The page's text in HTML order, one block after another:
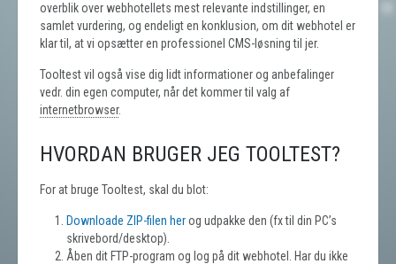
overblik over webhotellets mest relevante indstillinger, en
samlet vurdering, og endeligt en konklusion, om dit webhotel er
klar til, at vi opsætter en professionel CMS-løsning til jer.
Tooltest vil også vise dig lidt informationer og anbefalinger
vedr. din egen computer, når det kommer til valg af
internetbrowser.
HVORDAN BRUGER JEG TOOLTEST?
For at bruge Tooltest, skal du blot:
Downloade ZIP-filen herog udpakke den (fx til din PC’s
skrivebord/desktop).
Åben dit FTP-program og log på dit webhotel. Har du ikke